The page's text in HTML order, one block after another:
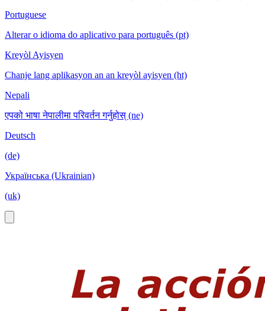
Portuguese
Alterar o idioma do aplicativo para português (pt)
Kreyòl Ayisyen
Chanje lang aplikasyon an an kreyòl ayisyen (ht)
Nepali
एपको भाषा नेपालीमा परिवर्तन गर्नुहोस् (ne)
Deutsch
(de)
Українська (Ukrainian)
(uk)